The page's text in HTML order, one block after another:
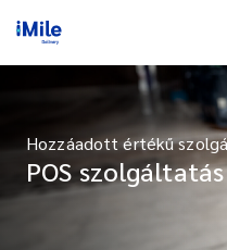
Hozzáadott értékű
POS szolgáltatás